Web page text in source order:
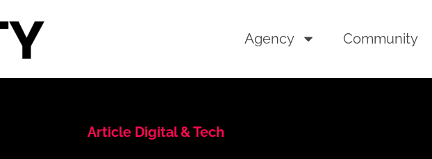
Agency Community
Article Digital & Tech